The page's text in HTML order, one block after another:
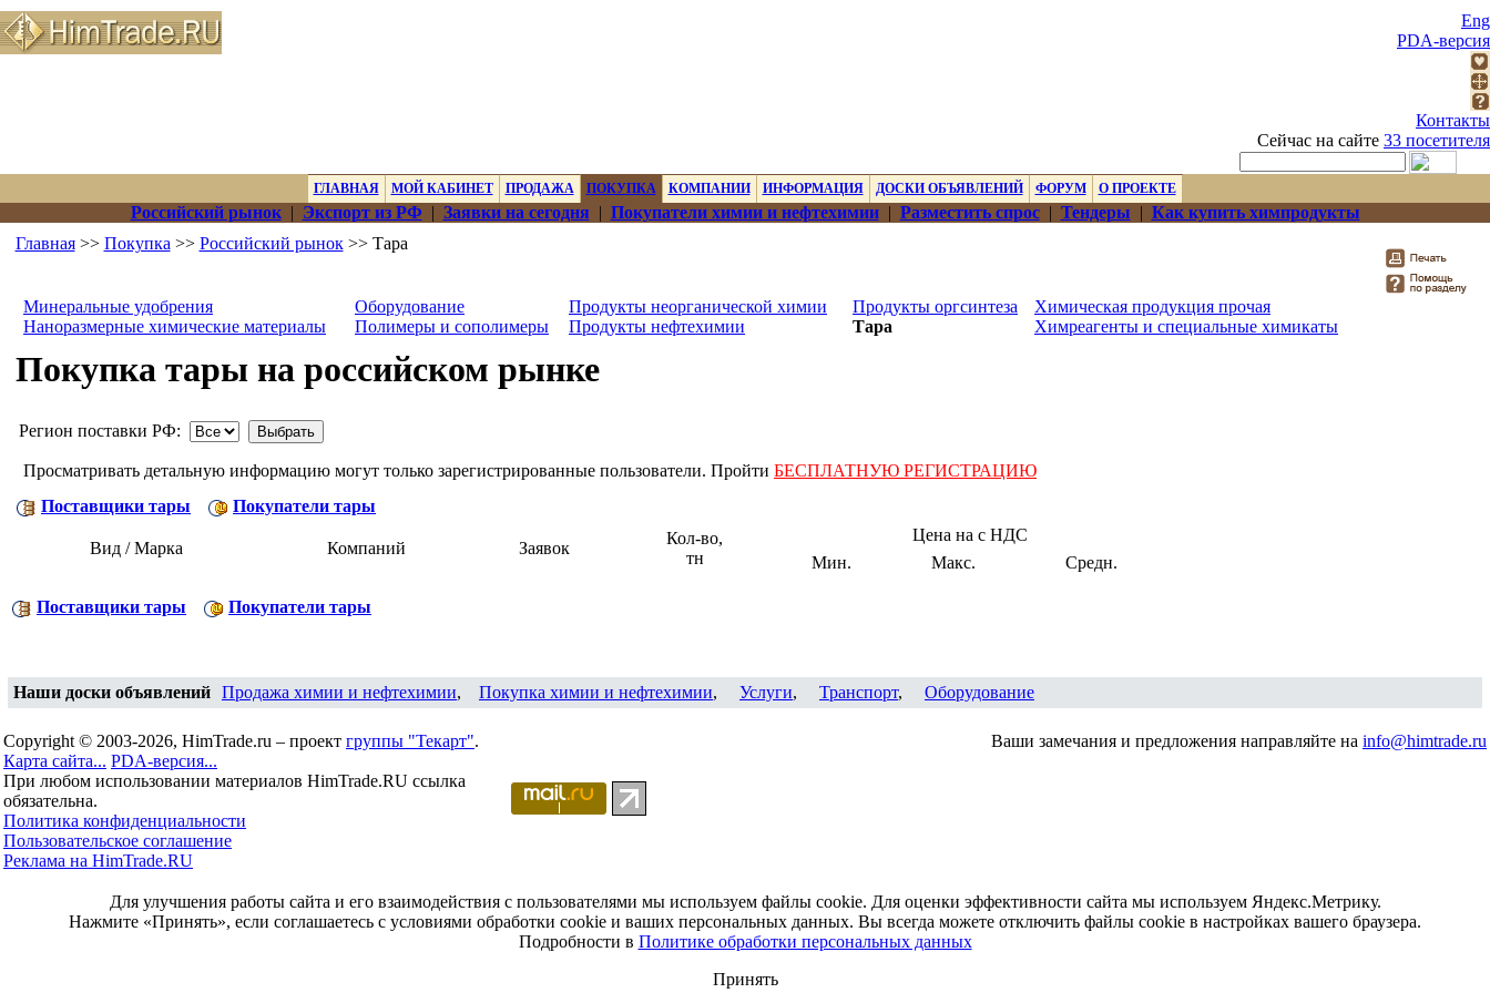
Eng
PDA-версия
Контакты
Сейчас на сайте 33 посетителя
ГЛАВНАЯ МОЙ КАБИНЕТ ПРОДАЖА ПОКУПКА КОМПАНИИ ИНФОРМАЦИЯ ДОСКИ ОБЪЯВЛЕНИЙ ФОРУМ О ПРОЕКТЕ
Российский рынок| Экспорт из РФ | Заявки на сегодня | Покупатели химии и нефтехимии| Разместить спрос| Тендеры | Как купить химпродукты
Главная>> Покупка >> Российский рынок>> Тара
Минеральные удобрения
Наноразмерные химические материалы
Оборудование
Полимеры и сополимеры
Продукты неорганической химии
Продукты нефтехимии
Продукты оргсинтеза
Тара
Химическая продукция прочая
Химреагенты и специальные химикаты
Покупка тары на российском рынке
Регион поставки РФ:
Просматривать детальную информацию могут только зарегистрированные пользователи. Пройти БЕСПЛАТНУЮ РЕГИСТРАЦИЮ
Поставщики тары
Покупатели тары
Вид / Марка Компаний Заявок
Кол-во,
тн
Цена на с НДС
Мин.
Макс. Средн.
Поставщики тары Покупатели тары
Наши доски объявлений Продажа химии и нефтехимии, Покупка химии и нефтехимии, Услуги, Транспорт, Оборудование
Copyright © 2003-2026, HimTrade.ru – проект группы "Текарт".
Карта сайта... PDA-версия...
При любом использовании материалов HimTrade.RU ссылка
обязательна.
Политика конфиденциальности
Пользовательское соглашение
Реклама на HimTrade.RU
Ваши замечания и предложения направляйте на info@himtrade.ru
Для улучшения работы сайта и его взаимодействия с пользователями мы используем файлы cookie. Для оценки эффективности сайта мы используем Яндекс.Метрику.
Нажмите «Принять», если соглашаетесь с условиями обработки cookie и ваших персональных данных. Вы всегда можете отключить файлы cookie в настройках вашего браузера.
Подробности в Политике обработки персональных данных
Принять